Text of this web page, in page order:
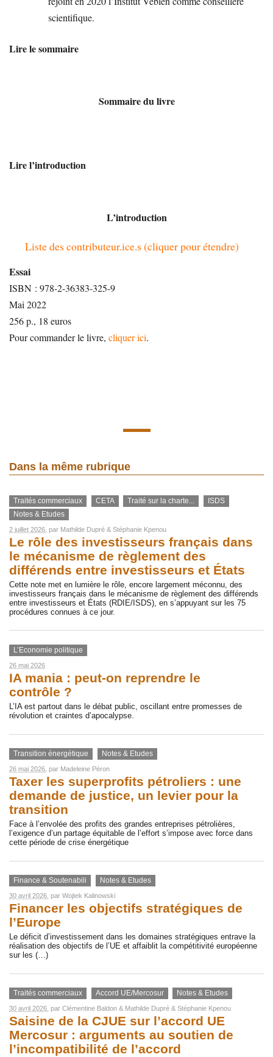
scientifique.
Lire le sommaire
Sommaire du livre
Lire l’introduction
L’introduction
Liste des contributeur.ice.s (cliquer pour étendre)
Essai
ISBN : 978-2-36383-325-9
Mai 2022
256 p., 18 euros
Pour commander le livre, cliquer ici.
Dans la même rubrique
Traités commerciaux CETA Traité sur la charte...
ISDS
Notes & Etudes
2 juillet 2026 , par Mathilde Dupré & Stéphanie Kpenou
Le rôle des investisseurs français dans
le mécanisme de règlement des
différends entre investisseurs et États
Cette note met en lumière le rôle, encore largement méconnu, des
investisseurs français dans le mécanisme de règlement des différends
entre investisseurs et États (RDIE/ISDS), en s’appuyant sur les 75
procédures connues à ce jour.
L’Economie politique
26 mai 2026
IA mania : peut-on reprendre le
contrôle ?
L’IA est partout dans le débat public, oscillant entre promesses de
révolution et craintes d’apocalypse.
Transition énergétique Notes & Etudes
26 mai 2026 , par Madeleine Péron
Taxer les superprofits pétroliers : une
demande de justice, un levier pour la
transition
Face à l’envolée des profits des grandes entreprises pétrolières,
l’exigence d’un partage équitable de l’effort s’impose avec force dans
cette période de crise énergétique
Finance & Soutenabili Notes & Etudes
30 avril 2026 , par Wojtek Kalinowski
Financer les objectifs stratégiques de
l’Europe
Le déficit d’investissement dans les domaines stratégiques entrave la
réalisation des objectifs de l’UE et affaiblit la compétitivité européenne
sur les (…)
Traités commerciaux Accord UE/Mercosur Notes & Etudes
30 avril 2026 , par Clémentine Baldon & Mathilde Dupré & Stéphanie Kpenou
Saisine de la CJUE sur l’accord UE
Mercosur : arguments au soutien de
l’incompatibilité de l’accord